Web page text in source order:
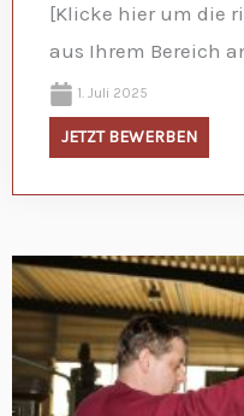
[Klicke hier um die
aus Ihrem Bereich
1. Juli 2025
JETZT BEWERBEN